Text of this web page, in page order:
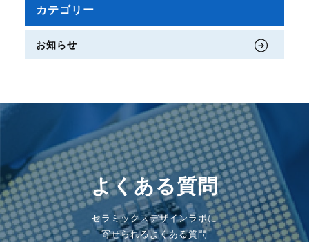
カテゴリー
お知らせ
よくある質問
セラミックスデザインラボに
寄せられるよくある質問